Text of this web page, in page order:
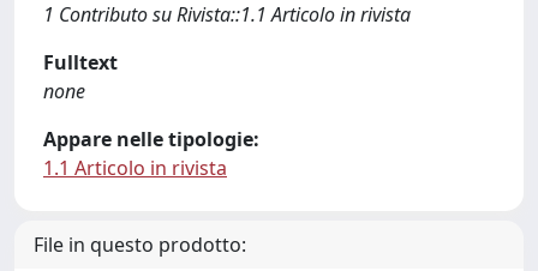
1 Contributo su Rivista::1.1 Articolo in rivista
Fulltext
none
Appare nelle tipologie:
1.1 Articolo in rivista
File in questo prodotto: